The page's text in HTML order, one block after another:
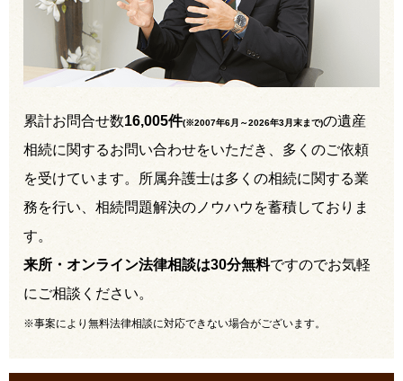
累計お問合せ数16,005件(※2007年6月～2026年3月末まで)の遺産
相続に関するお問い合わせをいただき、多くのご依頼
を受けています。所属弁護士は多くの相続に関する業
務を行い、相続問題解決のノウハウを蓄積しておりま
す。
来所・オンライン法律相談は30分無料ですのでお気軽
にご相談ください。
※事案により無料法律相談に対応できない場合がございます。